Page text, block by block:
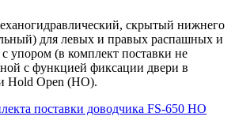
скрытый нижнего
для левых и правых распашных и
упором (в комплект поставки не
с функцией фиксации двери в
Hold Open (HO).
поставки доводчика FS-650 HO